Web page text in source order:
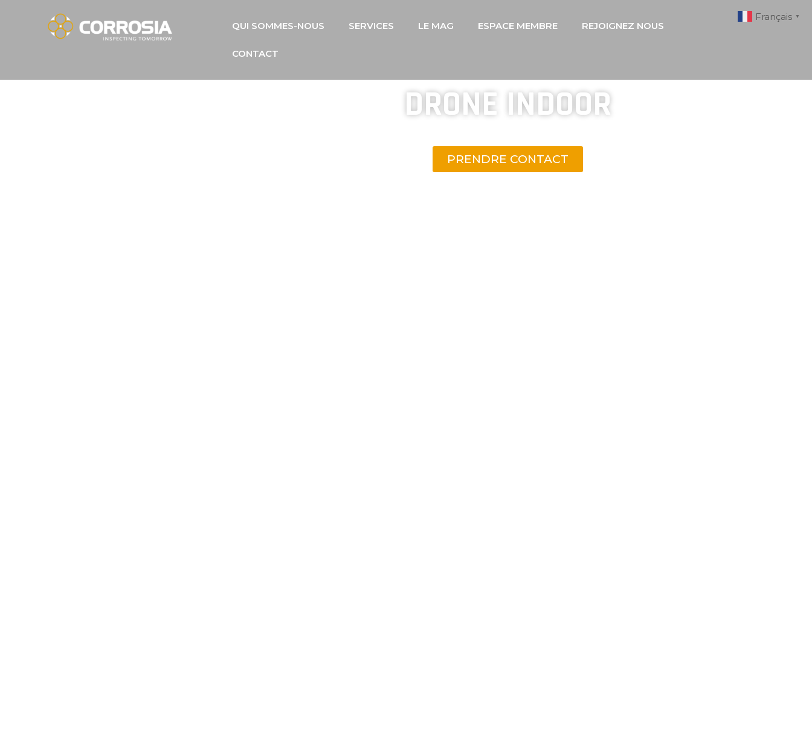
QUI SOMMES-NOUS SERVICES LE MAG ESPACE MEMBRE REJOIGNEZ NOUS
CONTACT
DRONE INDOOR
PRENDRE CONTACT
Français ▼